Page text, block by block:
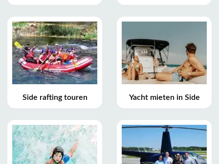
Side rafting touren Yacht mieten in Side